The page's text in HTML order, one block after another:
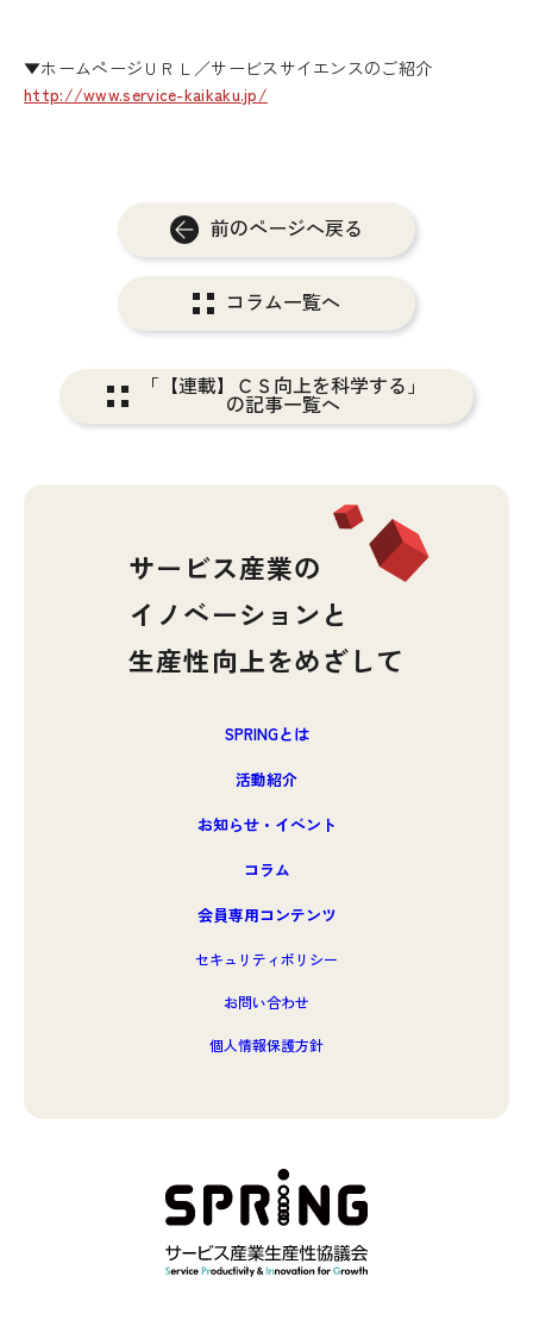
▼ホームページＵＲＬ／サービスサイエンスのご紹介
http://www.service-kaikaku.jp/
前のページへ戻る
コラム一覧へ
「【連載】ＣＳ向上を科学する」
の記事一覧へ
サービス産業の
イノベーションと
生産性向上をめざして
SPRINGとは
活動紹介
お知らせ・イベント
コラム
会員専用コンテンツ
セキュリティポリシー
お問い合わせ
個人情報保護方針